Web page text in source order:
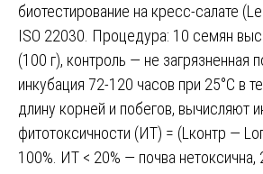
биотестирование на кресс-салате
ISO 22030. Процедура: 10 семян
(100 г), контроль — не загрязненная
инкубация 72-120 часов при 25°C в
длину корней и побегов, вычисляют
фитотоксичности (ИТ) = (Lконтр —
100%. ИТ < 20% — почва